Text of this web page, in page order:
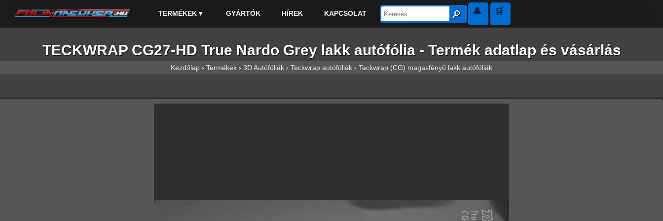
TERMÉKEK ▾ GYÁRTÓK HÍREK KAPCSOLAT 🔎︎ 👤 🛒
TECKWRAP CG27-HD True Nardo Grey lakk autófólia - Termék adatlap és vásárlás
Kezdőlap › Termékek › 3D Autófóliák › Teckwrap autófóliák › Teckwrap (CG) magasfényű lakk autófóliák